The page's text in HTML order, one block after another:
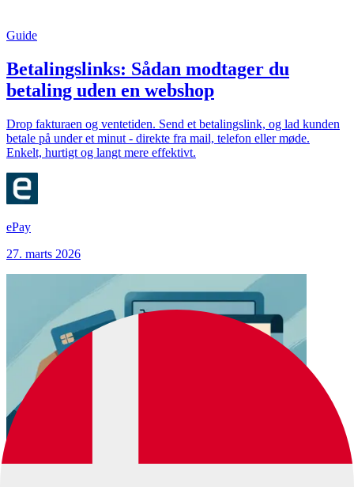
Guide
Betalingslinks: Sådan modtager du
betaling uden en webshop
Drop fakturaen og ventetiden. Send et betalingslink, og lad kunden
betale på under et minut - direkte fra mail, telefon eller møde.
Enkelt, hurtigt og langt mere effektivt.
ePay
27. marts 2026